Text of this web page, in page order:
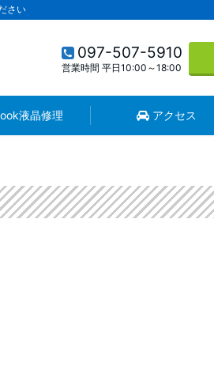
さい
097-507-5910
営業時間 平日10:00～18:00
液晶修理 アクセス